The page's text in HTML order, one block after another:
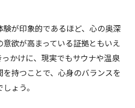
験が印象的であるほど、心の奥深
欲が高まっている証拠ともいえ
かけに、現実でもサウナや温泉
持つことで、心身のバランスを
ょう。